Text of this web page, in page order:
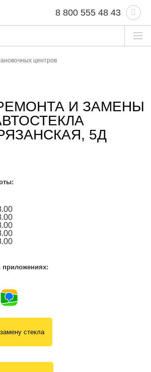
8 800 555 48 43
центров
И ЗАМЕНЫ
5Д
приложениях:
стекла